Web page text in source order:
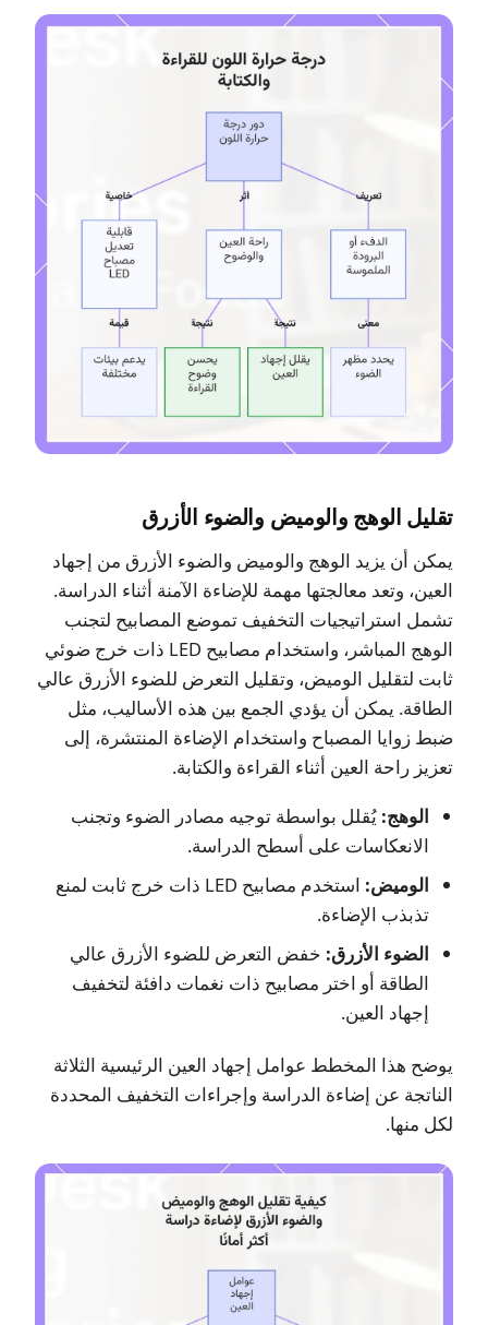
تقليل الوهج والوميض والضوء الأزرق
يمكن أن يزيد الوهج والوميض والضوء الأزرق من إجهاد
العين، وتعد معالجتها مهمة للإضاءة الآمنة أثناء الدراسة.
تشمل استراتيجيات التخفيف تموضع المصابيح لتجنب
الوهج المباشر، واستخدام مصابيح LED ذات خرج ضوئي
ثابت لتقليل الوميض، وتقليل التعرض للضوء الأزرق عالي
الطاقة. يمكن أن يؤدي الجمع بين هذه الأساليب، مثل
ضبط زوايا المصباح واستخدام الإضاءة المنتشرة، إلى
تعزيز راحة العين أثناء القراءة والكتابة.
الوهج: يُقلل بواسطة توجيه مصادر الضوء وتجنب
الانعكاسات على أسطح الدراسة.
الوميض:
استخدم مصابيح LED ذات خرج ثابت لمنع
تذبذب الإضاءة.
الضوء الأزرق: خفض التعرض للضوء الأزرق عالي
الطاقة أو اختر مصابيح ذات نغمات دافئة لتخفيف
إجهاد العين.
يوضح هذا المخطط عوامل إجهاد العين الرئيسية الثلاثة
الناتجة عن إضاءة الدراسة وإجراءات التخفيف المحددة
لكل منها.